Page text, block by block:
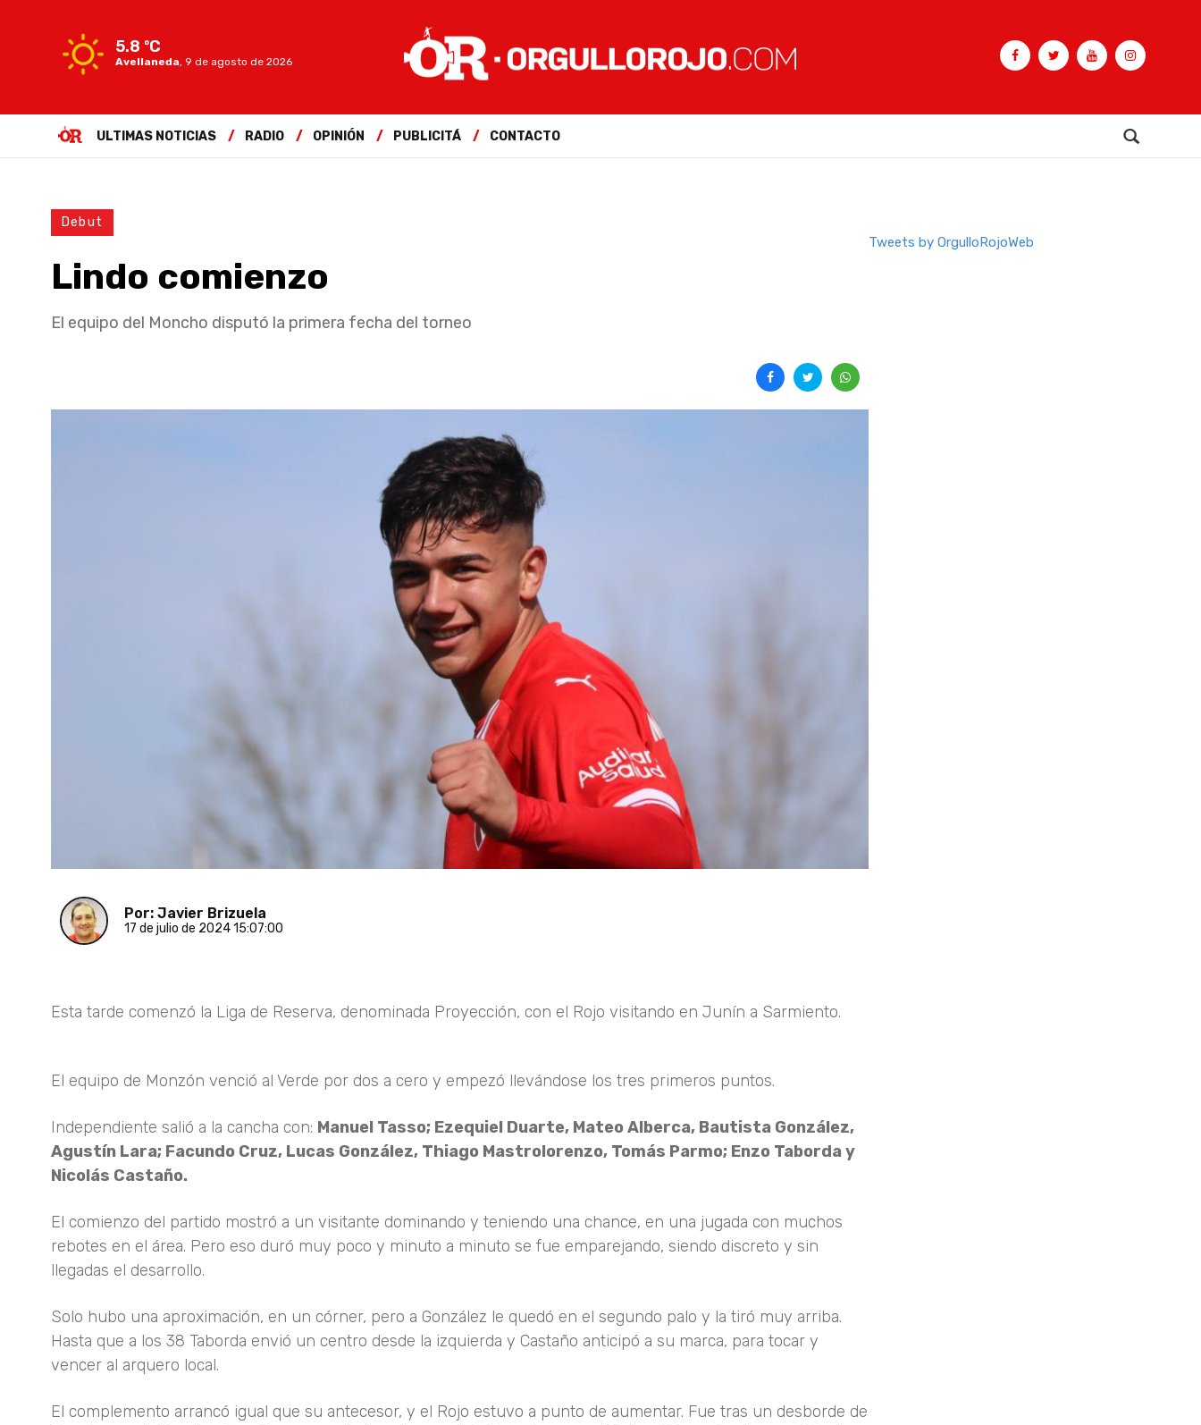
5.8 ºC
Avellaneda, 9 de agosto de 2026
ULTIMAS NOTICIAS RADIO OPINIÓN PUBLICITÁ CONTACTO
Debut
Lindo comienzo
El equipo del Moncho disputó la primera fecha del torneo
Por: Javier Brizuela
17 de julio de 2024 15:07:00
Esta tarde comenzó la Liga de Reserva, denominada Proyección, con el Rojo visitando en Junín a Sarmiento.
El equipo de Monzón venció al Verde por dos a cero y empezó llevándose los tres primeros puntos.
Independiente salió a la cancha con: Manuel Tasso; Ezequiel Duarte, Mateo Alberca, Bautista González,
Agustín Lara; Facundo Cruz, Lucas González, Thiago Mastrolorenzo, Tomás Parmo; Enzo Taborda y
Nicolás Castaño.
El comienzo del partido mostró a un visitante dominando y teniendo una chance, en una jugada con muchos
rebotes en el área. Pero eso duró muy poco y minuto a minuto se fue emparejando, siendo discreto y sin
llegadas el desarrollo.
Solo hubo una aproximación, en un córner, pero a González le quedó en el segundo palo y la tiró muy arriba.
Hasta que a los 38 Taborda envió un centro desde la izquierda y Castaño anticipó a su marca, para tocar y
vencer al arquero local.
El complemento arrancó igual que su antecesor, y el Rojo estuvo a punto de aumentar. Fue tras un desborde de
Tweets by OrgulloRojoWeb